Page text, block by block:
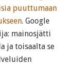
puuttumaan
. Google
mainosjätti
ja toisaalta se